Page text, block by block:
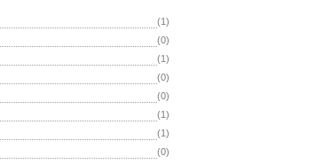
(1)
(0)
(1)
(0)
(0)
(1)
(1)
(0)